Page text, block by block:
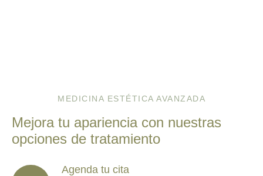
MEDICINA ESTÉTICA AVANZADA
Mejora tu apariencia con nuestras
opciones de tratamiento
Agenda tu cita